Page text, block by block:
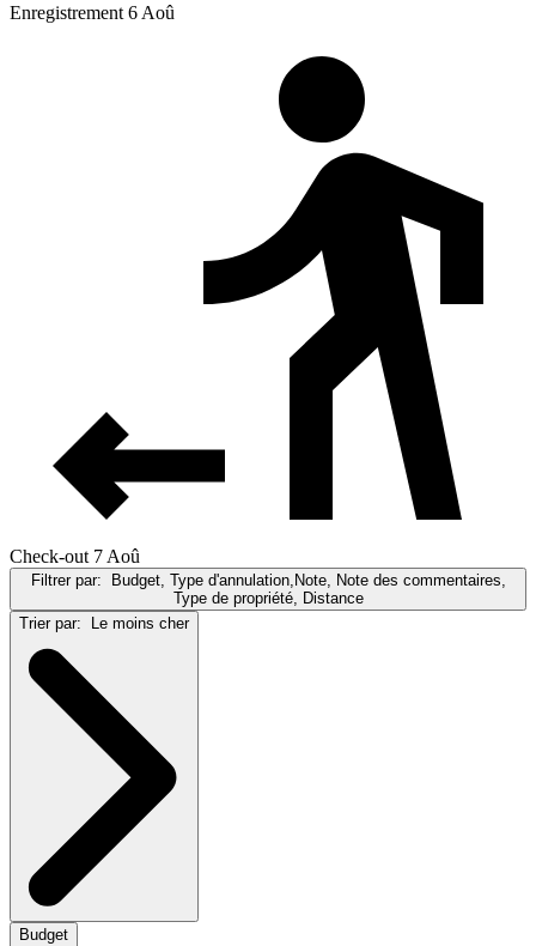
Enregistrement 6 Aoû
Check-out 7 Aoû
Filtrer par: Budget, Type d'annulation,Note, Note des commentaires,
Type de propriété, Distance
Trier par: Le moins cher
Budget